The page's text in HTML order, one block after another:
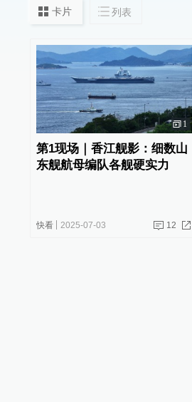
卡片 列表
1
第1现场｜香江舰影：细数山
东舰航母编队各舰硬实力
快看 2025-07-03 12